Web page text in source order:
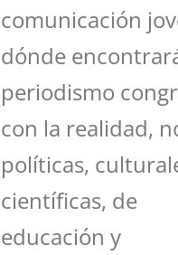
comunicación
dónde
periodismo
con la realidad,
políticas,
científicas, de
educación y